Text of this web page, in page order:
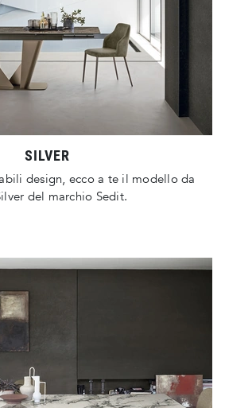
SILVER
design, ecco a te il modello da
del marchio Sedit.